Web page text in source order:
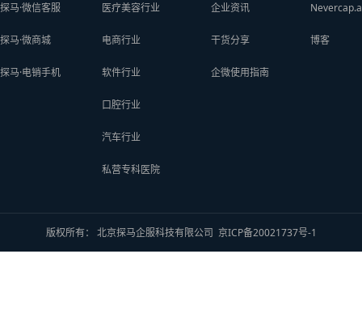
探马·微信客服
探马·微商城
探马·电销手机
医疗美容行业
电商行业
软件行业
口腔行业
汽车行业
私营专科医院
企业资讯
干货分享
企微使用指南
博客
版权所有： 北京探马企服科技有限公司 京ICP备20021737号-1